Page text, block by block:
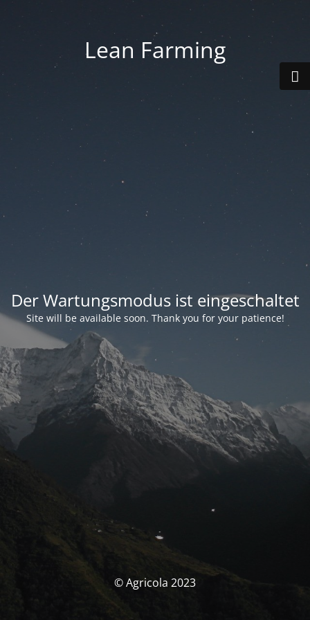
Lean Farming
Der Wartungsmodus ist eingeschaltet
Site will be available soon. Thank you for your patience!
© Agricola 2023